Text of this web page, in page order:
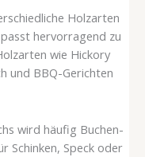
Holzarten
hervorragend zu
wie Hickory
und BBQ-Gerichten
wird häufig Buchen-
Schinken, Speck oder